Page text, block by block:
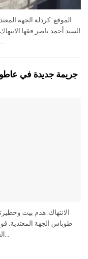
الموقع: كردلة الجهة
السيد أحمد ناصر فقها
من جيش الاحتلال الإسرائيلي برفقة ما يسمى...
جريمة جديدة في
الانتهاك: هدم بيت
طوباس الجهة المعتدية:
السيد جراح ابو صقر تفاصيل الانتهاك: شهد تجمع...